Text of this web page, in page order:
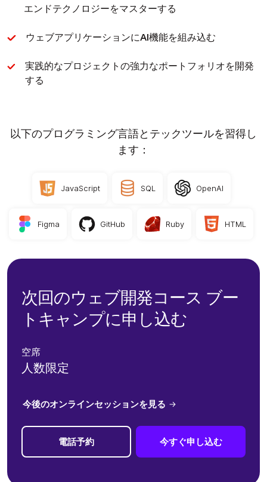
エンドテクノロジーをマスターする
ウェブアプリケーションにAI機能を組み込む
実践的なプロジェクトの強力なポートフォリオを開発
する
以下のプログラミング言語とテックツールを習得し
ます：
JavaScript SQL OpenAI
Figma GitHub Ruby HTML
次回のウェブ開発コース ブー
トキャンプに申し込む
空席
人数限定
今後のオンラインセッションを見る
電話予約 今すぐ申し込む